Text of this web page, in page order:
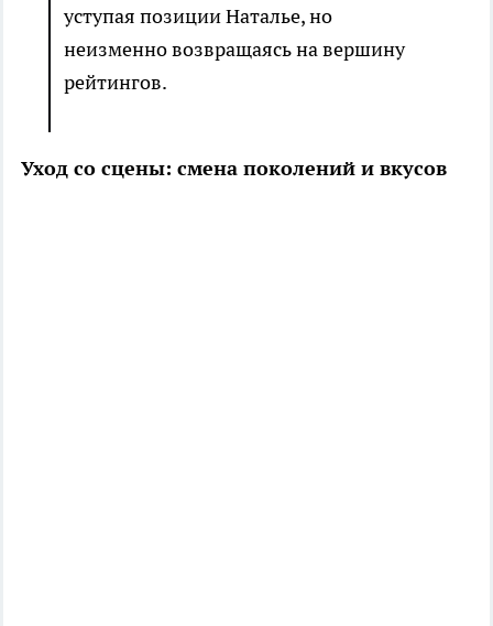
уступая позиции Наталье, но
неизменно возвращаясь на вершину
рейтингов.
Уход со сцены: смена поколений и вкусов